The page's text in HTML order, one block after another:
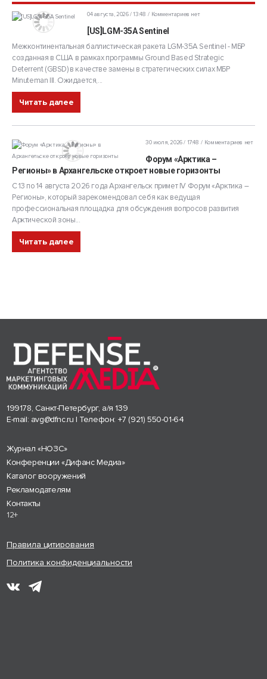
04 августа, 2026 / 13:48 Комментариев нет
[US]LGM-35A Sentinel
Межконтинентальная баллистическая ракета LGM-35A Sentinel - МБР
созданная в США в рамках программы Ground Based Strategic
Deterrent (GBSD) в качестве замены в стратегических силах МБР
Minuteman III. Ожидается,...
Читать далее
30 июля, 2026 / 17:48 Комментариев нет
Форум «Арктика –
Регионы» в Архангельске откроет новые горизонты
С 13 по 14 августа 2026 года Архангельск примет IV Форум «Арктика –
Регионы», который зарекомендовал себя как ведущая
профессиональная площадка для обсуждения вопросов развития
Арктической зоны...
Читать далее
199178, Санкт-Петербург, а/я 139
E-mail: avg@dfnc.ru | Телефон: +7 (921) 550-01-64
Журнал «НОЗС»
Конференции «Дифанс Медиа»
Каталог вооружений
Рекламодателям
Контакты
12+
Правила цитирования
Политика конфиденциальности